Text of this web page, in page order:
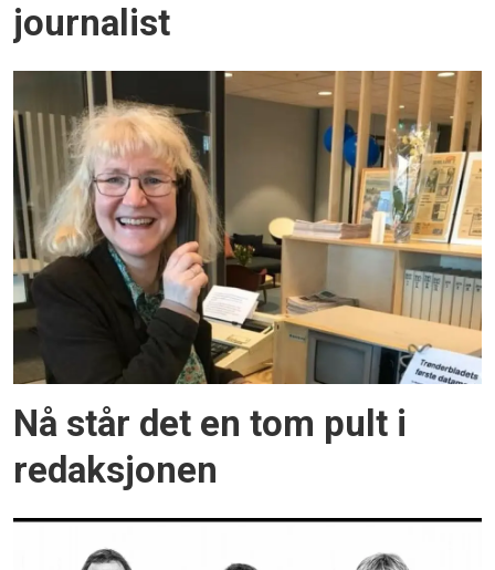
journalist
Nå står det en tom pult i
redaksjonen